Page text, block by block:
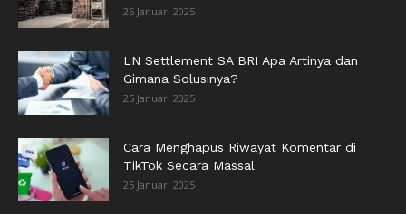
26 Januari 2025
LN Settlement SA BRI Apa Artinya dan
Gimana Solusinya?
25 Januari 2025
Cara Menghapus Riwayat Komentar di
TikTok Secara Massal
25 Januari 2025